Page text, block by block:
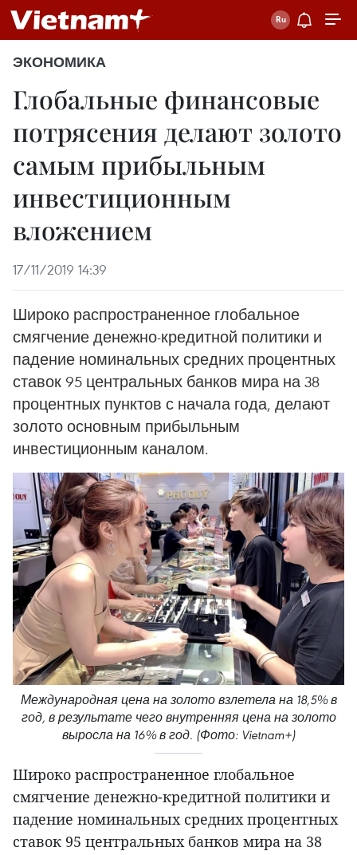
ЭКОНОМИКА
Глобальные финансовые
потрясения делают золото
самым прибыльным
инвестиционным
вложением
17/11/2019 14:39
Широко распространенное глобальное
смягчение денежно-кредитной политики и
падение номинальных средних процентных
ставок 95 центральных банков мира на 38
процентных пунктов с начала года, делают
золото основным прибыльным
инвестиционным каналом.
Международная цена на золото взлетела на 18,5% в
год, в результате чего внутренняя цена на золото
выросла на 16% в год. (Фото: Vietnam+)
Широко распространенное глобальное
смягчение денежно-кредитной политики и
падение номинальных средних процентных
ставок 95 центральных банков мира на 38